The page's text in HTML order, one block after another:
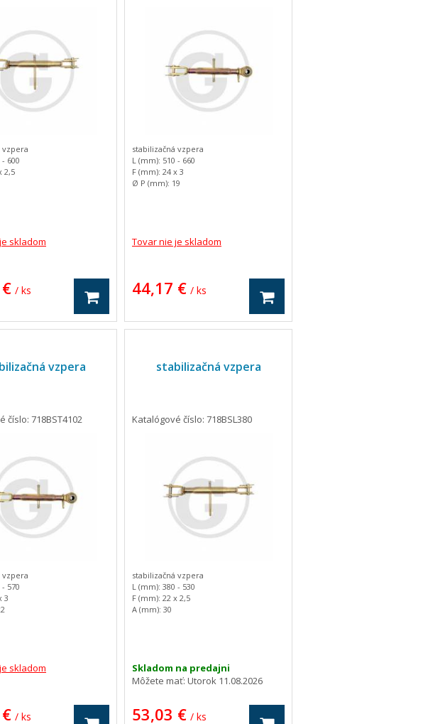
skladom
/ ks
vzpera
600
2,5
kg
Tovar nie je skladom
44,17 € / ks
stabilizačná vzpera
L (mm): 510 - 660
F (mm): 24 x 3
Ø P (mm): 19
vzpera
číslo: 718BST4102
skladom
/ ks
vzpera
570
3
stabilizačná vzpera
Katalógové číslo: 718BSL380
Skladom na predajni
Môžete mať: Utorok 11.08.2026
53,03 € / ks
stabilizačná vzpera
L (mm): 380 - 530
F (mm): 22 x 2,5
A (mm): 30
Hmotnosť: 2.48 kg